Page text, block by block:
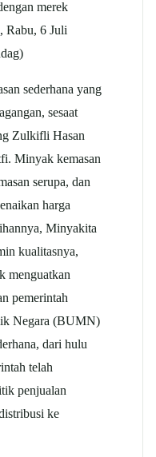
merek
6 Juli
sederhana yang
sesaat
Zulkifli Hasan
Minyak kemasan
serupa, dan
harga
Minyakita
kualitasnya,
menguatkan
pemerintah
Negara (BUMN)
dari hulu
telah
penjualan
ke